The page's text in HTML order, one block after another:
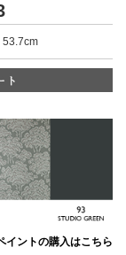
53.7cm
イントの購入はこちら